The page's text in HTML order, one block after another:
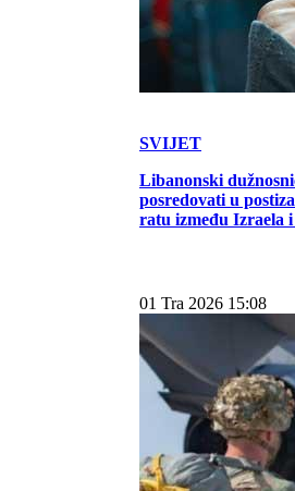
SVIJET
Libanonski
posredovati u
ratu između Izraela
01 Tra 2026 15:08